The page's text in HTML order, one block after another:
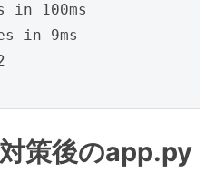
in 100ms
in 9ms
策後のapp.py